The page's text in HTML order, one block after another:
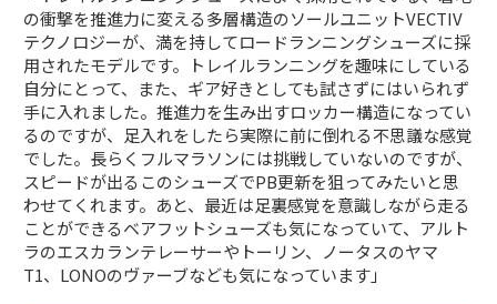
の衝撃を推進力に変える多層構造のソールユニットVECTIV
テクノロジーが、満を持してロードランニングシューズに採
用されたモデルです。トレイルランニングを趣味にしている
自分にとって、また、ギア好きとしても試さずにはいられず
手に入れました。推進力を生み出すロッカー構造になってい
るのですが、足入れをしたら実際に前に倒れる不思議な感覚
でした。長らくフルマラソンには挑戦していないのですが、
スピードが出るこのシューズでPB更新を狙ってみたいと思
わせてくれます。あと、最近は足裏感覚を意識しながら走る
ことができるベアフットシューズも気になっていて、アルト
ラのエスカランテレーサーやトーリン、ノータスのヤマ
T1、LONOのヴァーブなども気になっています」